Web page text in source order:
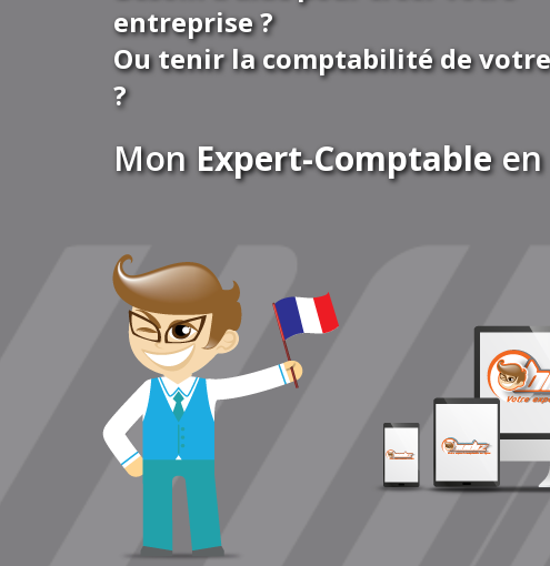
entreprise ?
Ou tenir la comptabilité de
?
Mon Expert-Comptableen